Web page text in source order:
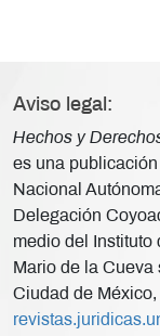
Aviso legal:
Hechos y
es una
Nacional
Delegación
medio del Instituto
Mario de la Cueva
Ciudad de México,